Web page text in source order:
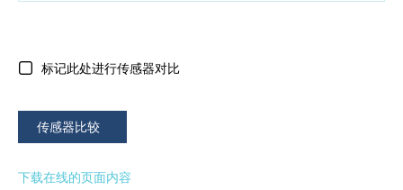
标记此处进行传感器对比
传感器比较
下载在线的页面内容